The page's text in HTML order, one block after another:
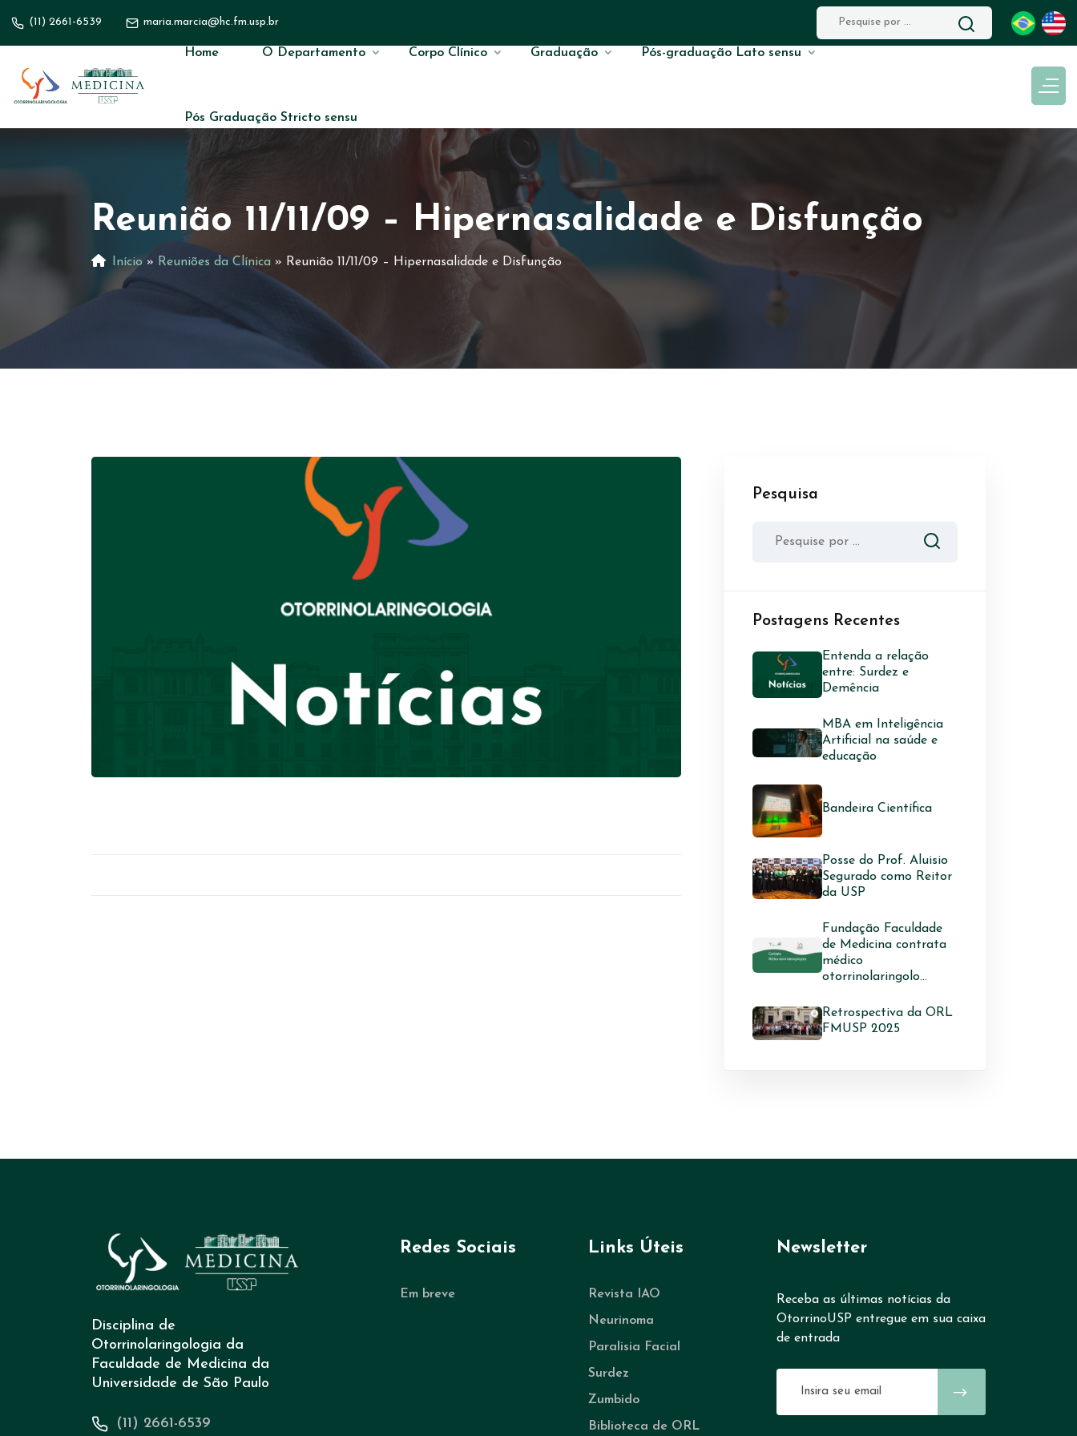
(11) 2661-6539 maria.marcia@hc.fm.usp.br
Home O Departamento Corpo Clínico Graduação Pós-graduação Lato sensu
Pós Graduação Stricto sensu
Reunião 11/11/09 – Hipernasalidade e Disfunção
Início » Reuniões da Clínica » Reunião 11/11/09 – Hipernasalidade e Disfunção
Pesquisa
Postagens Recentes
Entenda a relação
entre: Surdez e
Demência
MBA em Inteligência
Artificial na saúde e
educação
Bandeira Científica
Posse do Prof. Aluisio
Segurado como Reitor
da USP
Fundação Faculdade
de Medicina contrata
médico
otorrinolaringolo...
Retrospectiva da ORL
FMUSP 2025
Disciplina de
Otorrinolaringologia da
Faculdade de Medicina da
Universidade de São Paulo
(11) 2661-6539
Redes Sociais
Em breve
Links Úteis
Revista IAO
Neurinoma
Paralisia Facial
Surdez
Zumbido
Biblioteca de ORL
Newsletter
Receba as últimas notícias da
OtorrinoUSP entregue em sua caixa
de entrada